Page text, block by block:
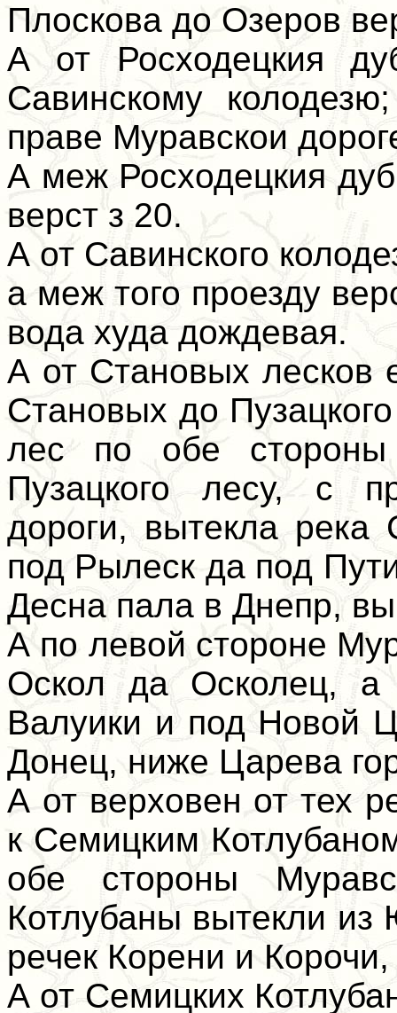
Плоскова до Озеров
А от Росходецкия
Савинскому
праве Муравскои
А меж Росходецкия
верст з 20.
А от Савинского
а меж того проезду
вода худа дождевая.
А от Становых лесков
Становых до
лес по обе
Пузацкого лесу, с
дороги, вытекла
под Рылеск да под
Десна пала в Днепр,
А по левой стороне
Оскол да Осколец,
Валуики и под Новой
Донец, ниже Царева
А от верховен от тех
к Семицким
обе стороны
Котлубаны вытекли
речек Корени и
А от Семицких